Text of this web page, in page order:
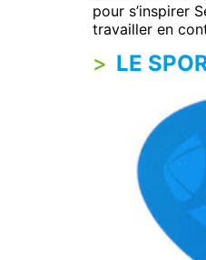
pour s’inspirer
travailler en
LE